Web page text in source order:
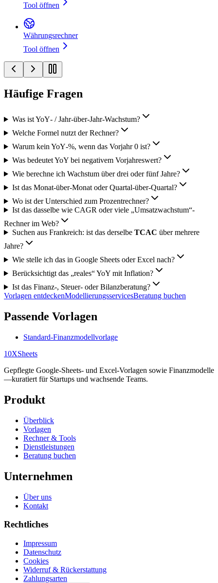
Tool öffnen
Währungsrechner
Tool öffnen
Häufige Fragen
Was ist YoY‑ / Jahr‑über‑Jahr‑Wachstum?
Welche Formel nutzt der Rechner?
Warum kein YoY‑%, wenn das Vorjahr 0 ist?
Was bedeutet YoY bei negativem Vorjahreswert?
Wie berechne ich Wachstum über drei oder fünf Jahre?
Ist das Monat‑über‑Monat oder Quartal‑über‑Quartal?
Wo ist der Unterschied zum Prozentrechner?
Ist das dasselbe wie CAGR oder viele „Umsatzwachstum“-
Rechner im Web?
Suchen aus Frankreich: ist das derselbe TCAC über mehrere
Jahre?
Wie stelle ich das in Google Sheets oder Excel nach?
Berücksichtigt das „reales“ YoY mit Inflation?
Ist das Finanz-, Steuer- oder Bilanzberatung?
Vorlagen entdeckenModellierungsservicesBeratung buchen
Passende Vorlagen
Standard-Finanzmodellvorlage
10XSheets
Gepflegte Google-Sheets- und Excel-Vorlagen sowie Finanzmodelle
—kuratiert für Startups und wachsende Teams.
Produkt
Überblick
Vorlagen
Rechner & Tools
Dienstleistungen
Beratung buchen
Unternehmen
Über uns
Kontakt
Rechtliches
Impressum
Datenschutz
Cookies
Widerruf & Rückerstattung
Zahlungsarten